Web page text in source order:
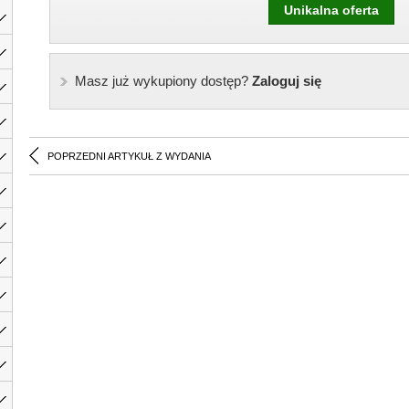
Unikalna oferta
Masz już wykupiony dostęp?Zaloguj się
POPRZEDNI ARTYKUŁ Z WYDANIA